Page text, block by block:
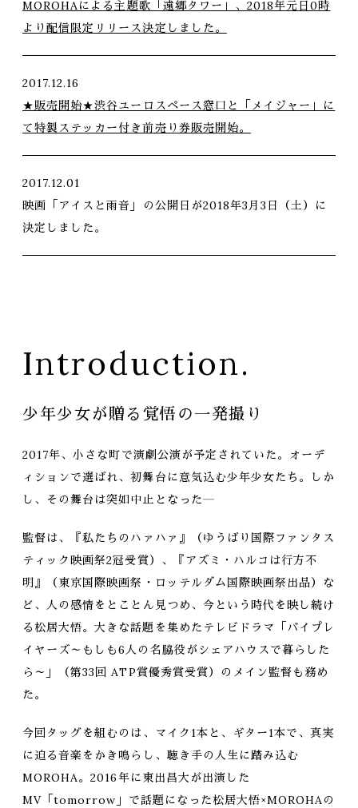
MOROHAによる主題歌「遠郷タワー」、2018年元日0時
より配信限定リリース決定しました。
2017.12.16
★販売開始★渋谷ユーロスペース窓口と「メイジャー」に
て特製ステッカー付き前売り券販売開始。
2017.12.01
映画「アイスと雨音」の公開日が2018年3月3日（土）に
決定しました。
Introduction.
少年少女が贈る覚悟の一発撮り
2017年、小さな町で演劇公演が予定されていた。オーデ
ィションで選ばれ、初舞台に意気込む少年少女たち。しか
し、その舞台は突如中止となった―
監督は、『私たちのハァハァ』（ゆうばり国際ファンタス
ティック映画祭2冠受賞）、『アズミ・ハルコは行方不
明』（東京国際映画祭・ロッテルダム国際映画祭出品）な
ど、人の感情をとことん見つめ、今という時代を映し続け
る松居大悟。大きな話題を集めたテレビドラマ「バイプレ
イヤーズ～もしも6人の名脇役がシェアハウスで暮らした
ら～」（第33回 ATP賞優秀賞受賞）のメイン監督も務め
た。
今回タッグを組むのは、マイク1本と、ギター1本で、真実
に迫る音楽をかき鳴らし、聴き手の人生に踏み込む
MOROHA。2016年に東出昌大が出演した
MV「tomorrow」で話題になった松居大悟×MOROHAの